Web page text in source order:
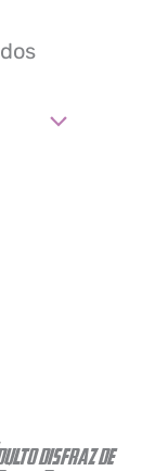
disfraz de